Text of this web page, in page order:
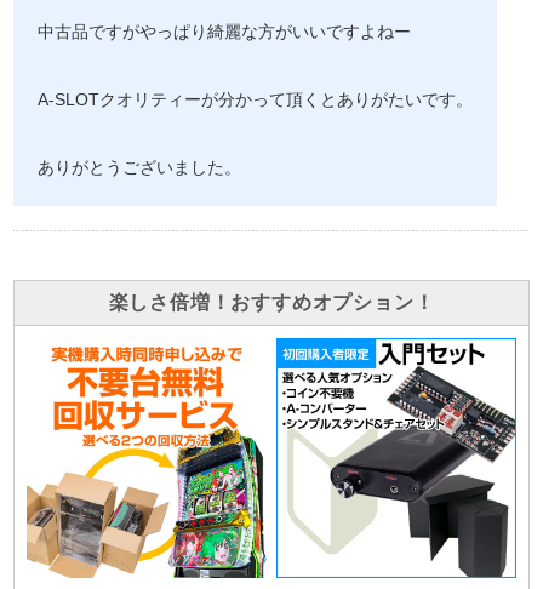
中古品ですがやっぱり綺麗な方がいいですよねー
A-SLOTクオリティーが分かって頂くとありがたいです。
ありがとうございました。
楽しさ倍増！おすすめオプション！